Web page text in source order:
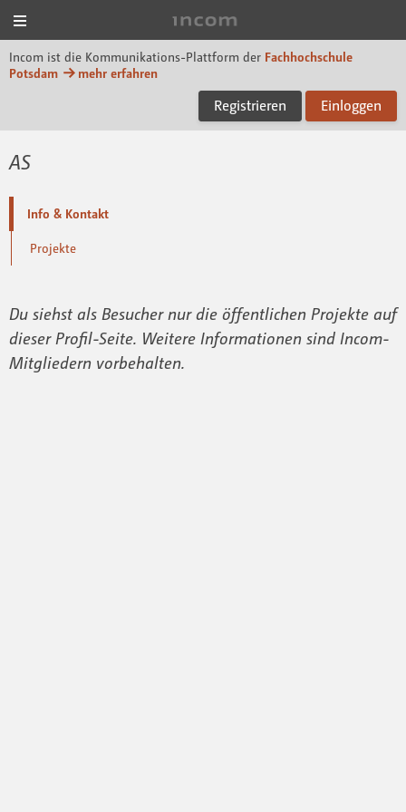
Incom ist die Kommunikations-Plattform der Fachhochschule
Potsdam
mehr erfahren
Registrieren Einloggen
AS
Info & Kontakt
Projekte
Du siehst als Besucher nur die öffentlichen Projekte auf
dieser Profil-Seite. Weitere Informationen sind Incom-
Mitgliedern vorbehalten.